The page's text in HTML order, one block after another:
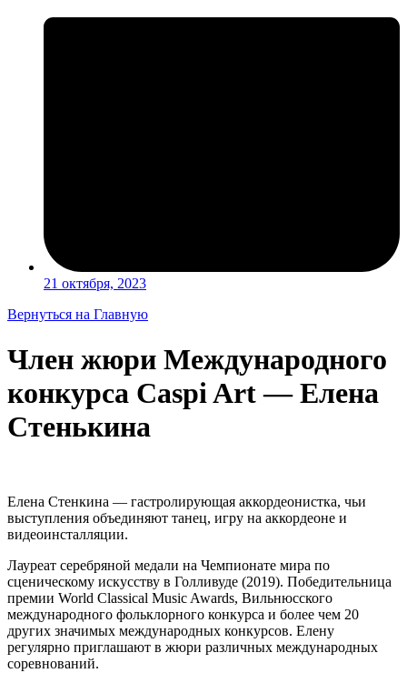
21 октября, 2023
Вернуться на Главную
Член жюри Международного
конкурса Caspi Art — Елена
Стенькина
Елена Стенкина — гастролирующая аккордеонистка, чьи
выступления объединяют танец, игру на аккордеоне и
видеоинсталляции.
Лауреат серебряной медали на Чемпионате мира по
сценическому искусству в Голливуде (2019). Победительница
премии World Classical Music Awards, Вильнюсского
международного фольклорного конкурса и более чем 20
других значимых международных конкурсов. Елену
регулярно приглашают в жюри различных международных
соревнований.